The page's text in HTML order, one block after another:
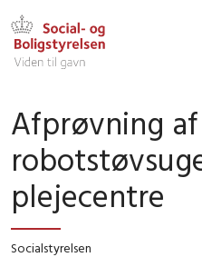
Afprøvning af
plejecentre
Socialstyrelsen